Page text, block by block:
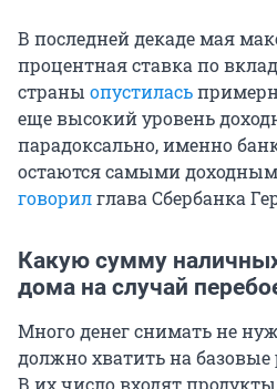
В последней декаде мая
процентная ставка по
страны опустилась
еще высокий уровень
парадоксально, именно
остаются самыми
говорилглава Сбербанка
Какую сумму
дома на случай
Много денег снимать не
должно хватить на базовые
В их число входят